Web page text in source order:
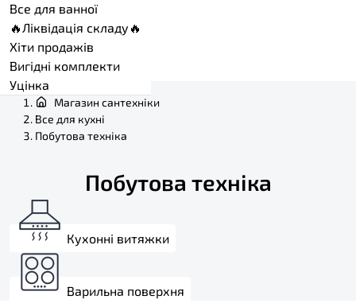
Все для ванної
🔥Ліквідація складу🔥
Хіти продажів
Вигідні комплекти
Уцінка
Магазин сантехніки
Все для кухні
Побутова техніка
Побутова техніка
Кухонні витяжки
Варильна поверхня